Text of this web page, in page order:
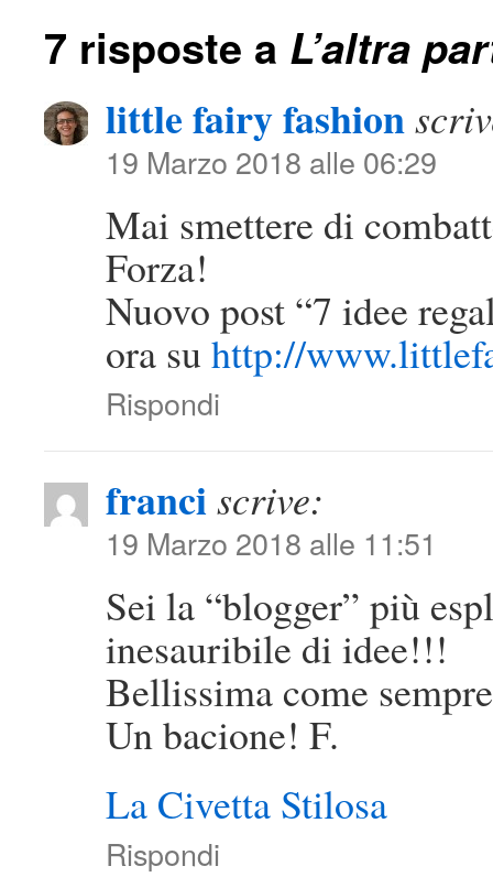
7 risposte a L’altra
little fairy fashion
19 Marzo 2018 alle 06:29
Mai smettere di
Forza!
Nuovo post “7 idee
ora su http://
Rispondi
franciscrive:
19 Marzo 2018 alle 11:51
Sei la “blogger” più
inesauribile di idee!!!
Bellissima come
Un bacione! F.
La Civetta Stilosa
Rispondi